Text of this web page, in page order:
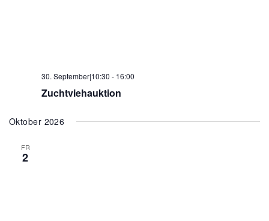
30. September|10:30 - 16:00
Zuchtviehauktion
Oktober 2026
FR
2